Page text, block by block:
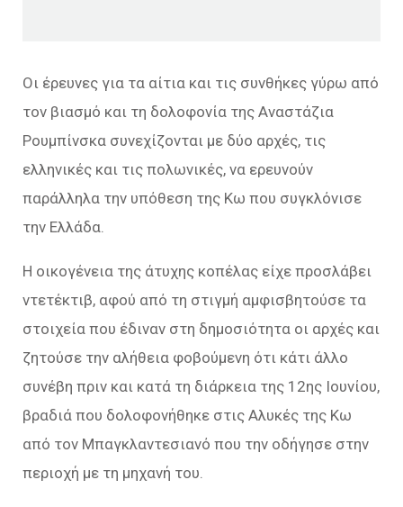
Οι έρευνες για τα αίτια και τις συνθήκες γύρω από
τον βιασμό και τη δολοφονία της Αναστάζια
Ρουμπίνσκα συνεχίζονται με δύο αρχές, τις
ελληνικές και τις πολωνικές, να ερευνούν
παράλληλα την υπόθεση της Κω που συγκλόνισε
την Ελλάδα.
Η οικογένεια της άτυχης κοπέλας είχε προσλάβει
ντετέκτιβ, αφού από τη στιγμή αμφισβητούσε τα
στοιχεία που έδιναν στη δημοσιότητα οι αρχές και
ζητούσε την αλήθεια φοβούμενη ότι κάτι άλλο
συνέβη πριν και κατά τη διάρκεια της 12ης Ιουνίου,
βραδιά που δολοφονήθηκε στις Αλυκές της Κω
από τον Μπαγκλαντεσιανό που την οδήγησε στην
περιοχή με τη μηχανή του.